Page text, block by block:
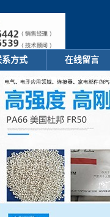
系方式 在线留言